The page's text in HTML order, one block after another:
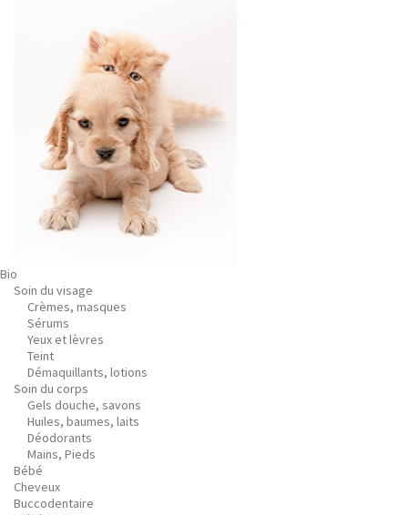
Bio
Soin du visage
Crèmes, masques
Sérums
Yeux et lèvres
Teint
Démaquillants, lotions
Soin du corps
Gels douche, savons
Huiles, baumes, laits
Déodorants
Mains, Pieds
Bébé
Cheveux
Buccodentaire